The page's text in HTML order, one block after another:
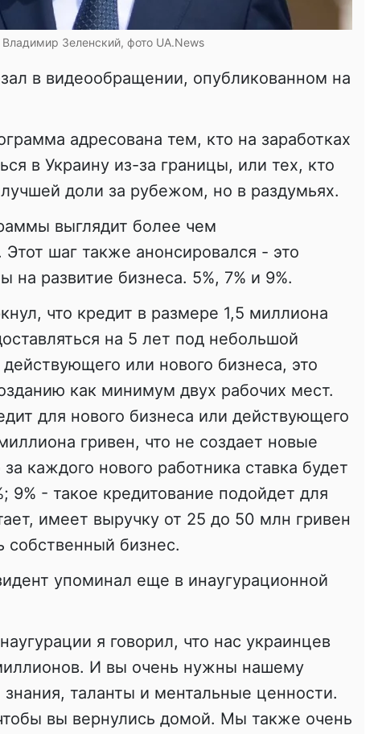
Владимир Зеленский, фото UA.News
в видеообращении, опубликованном на
адресована тем, кто на заработках
в Украину из-за границы, или тех, кто
доли за рубежом, но в раздумьях.
выглядит более чем
шаг также анонсировался - это
на развитие бизнеса. 5%, 7% и 9%.
что кредит в размере 1,5 миллиона
на 5 лет под небольшой
или нового бизнеса, это
как минимум двух рабочих мест.
для нового бизнеса или действующего
гривен, что не создает новые
каждого нового работника ставка будет
9% - такое кредитование подойдет для
имеет выручку от 25 до 50 млн гривен
собственный бизнес.
упоминал еще в инаугурационной
я говорил, что нас украинцев
И вы очень нужны нашему
знания, таланты и ментальные ценности.
вы вернулись домой. Мы также очень